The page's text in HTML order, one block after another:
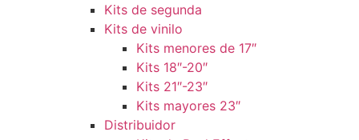
Kits de segunda
Kits de vinilo
Kits menores de 17″
Kits 18″-20″
Kits 21″-23″
Kits mayores 23″
Distribuidor